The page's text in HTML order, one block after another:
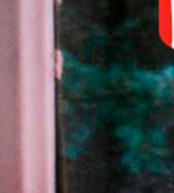
es
Anos